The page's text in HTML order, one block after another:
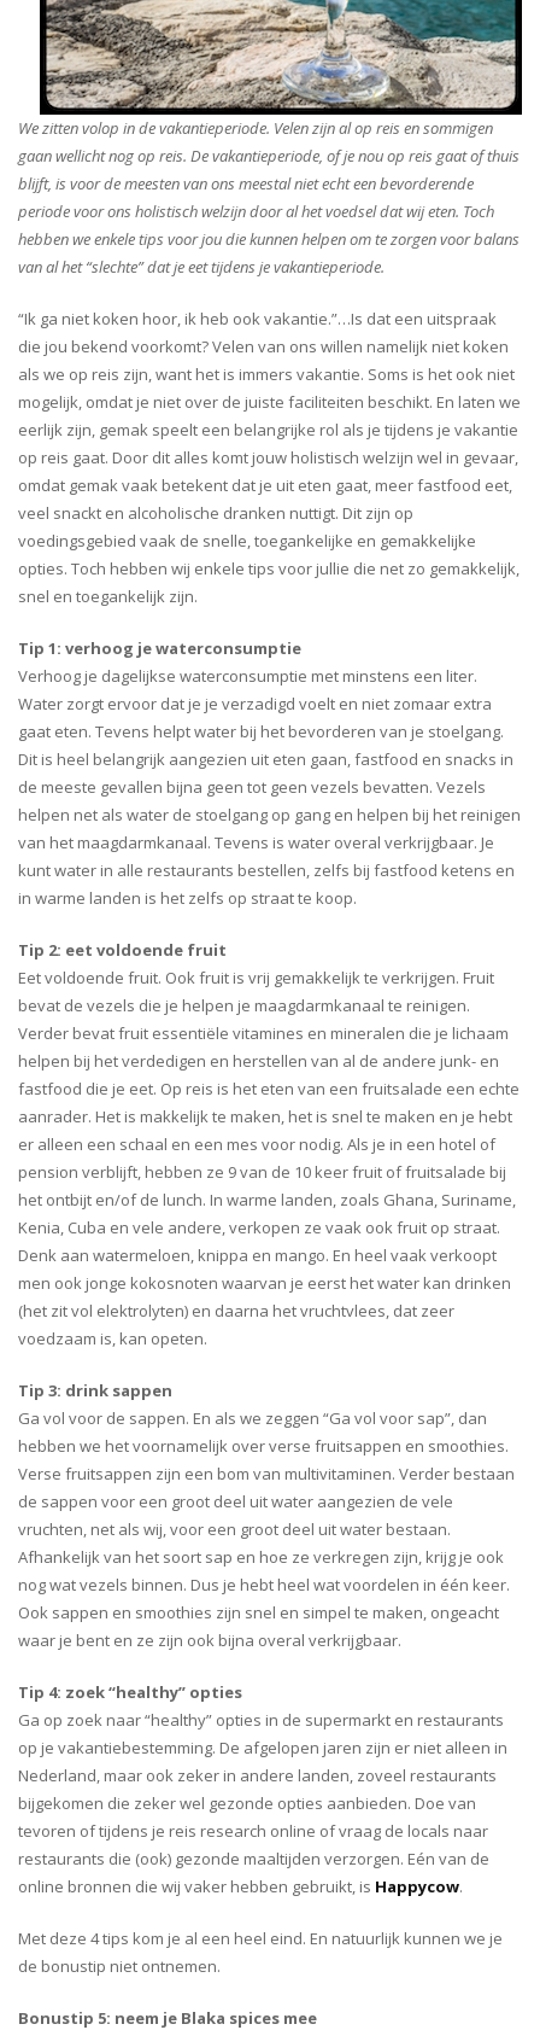
We zitten volop in de vakantieperiode. Velen zijn al op reis en sommigen
gaan wellicht nog op reis. De vakantieperiode, of je nou op reis gaat of thuis
blijft, is voor de meesten van ons meestal niet echt een bevorderende
periode voor ons holistisch welzijn door al het voedsel dat wij eten. Toch
hebben we enkele tips voor jou die kunnen helpen om te zorgen voor balans
van al het “slechte” dat je eet tijdens je vakantieperiode.
“Ik ga niet koken hoor, ik heb ook vakantie.”…Is dat een uitspraak
die jou bekend voorkomt? Velen van ons willen namelijk niet koken
als we op reis zijn, want het is immers vakantie. Soms is het ook niet
mogelijk, omdat je niet over de juiste faciliteiten beschikt. En laten we
eerlijk zijn, gemak speelt een belangrijke rol als je tijdens je vakantie
op reis gaat. Door dit alles komt jouw holistisch welzijn wel in gevaar,
omdat gemak vaak betekent dat je uit eten gaat, meer fastfood eet,
veel snackt en alcoholische dranken nuttigt. Dit zijn op
voedingsgebied vaak de snelle, toegankelijke en gemakkelijke
opties. Toch hebben wij enkele tips voor jullie die net zo gemakkelijk,
snel en toegankelijk zijn.
Tip 1: verhoog je waterconsumptie
Verhoog je dagelijkse waterconsumptie met minstens een liter.
Water zorgt ervoor dat je je verzadigd voelt en niet zomaar extra
gaat eten. Tevens helpt water bij het bevorderen van je stoelgang.
Dit is heel belangrijk aangezien uit eten gaan, fastfood en snacks in
de meeste gevallen bijna geen tot geen vezels bevatten. Vezels
helpen net als water de stoelgang op gang en helpen bij het reinigen
van het maagdarmkanaal. Tevens is water overal verkrijgbaar. Je
kunt water in alle restaurants bestellen, zelfs bij fastfood ketens en
in warme landen is het zelfs op straat te koop.
Tip 2: eet voldoende fruit
Eet voldoende fruit. Ook fruit is vrij gemakkelijk te verkrijgen. Fruit
bevat de vezels die je helpen je maagdarmkanaal te reinigen.
Verder bevat fruit essentiële vitamines en mineralen die je lichaam
helpen bij het verdedigen en herstellen van al de andere junk- en
fastfood die je eet. Op reis is het eten van een fruitsalade een echte
aanrader. Het is makkelijk te maken, het is snel te maken en je hebt
er alleen een schaal en een mes voor nodig. Als je in een hotel of
pension verblijft, hebben ze 9 van de 10 keer fruit of fruitsalade bij
het ontbijt en/of de lunch. In warme landen, zoals Ghana, Suriname,
Kenia, Cuba en vele andere, verkopen ze vaak ook fruit op straat.
Denk aan watermeloen, knippa en mango. En heel vaak verkoopt
men ook jonge kokosnoten waarvan je eerst het water kan drinken
(het zit vol elektrolyten) en daarna het vruchtvlees, dat zeer
voedzaam is, kan opeten.
Tip 3: drink sappen
Ga vol voor de sappen. En als we zeggen “Ga vol voor sap”, dan
hebben we het voornamelijk over verse fruitsappen en smoothies.
Verse fruitsappen zijn een bom van multivitaminen. Verder bestaan
de sappen voor een groot deel uit water aangezien de vele
vruchten, net als wij, voor een groot deel uit water bestaan.
Afhankelijk van het soort sap en hoe ze verkregen zijn, krijg je ook
nog wat vezels binnen. Dus je hebt heel wat voordelen in één keer.
Ook sappen en smoothies zijn snel en simpel te maken, ongeacht
waar je bent en ze zijn ook bijna overal verkrijgbaar.
Tip 4: zoek “healthy” opties
Ga op zoek naar “healthy” opties in de supermarkt en restaurants
op je vakantiebestemming. De afgelopen jaren zijn er niet alleen in
Nederland, maar ook zeker in andere landen, zoveel restaurants
bijgekomen die zeker wel gezonde opties aanbieden. Doe van
tevoren of tijdens je reis research online of vraag de locals naar
restaurants die (ook) gezonde maaltijden verzorgen. Eén van de
online bronnen die wij vaker hebben gebruikt, is Happycow.
Met deze 4 tips kom je al een heel eind. En natuurlijk kunnen we je
de bonustip niet ontnemen.
Bonustip 5: neem je Blaka spices mee